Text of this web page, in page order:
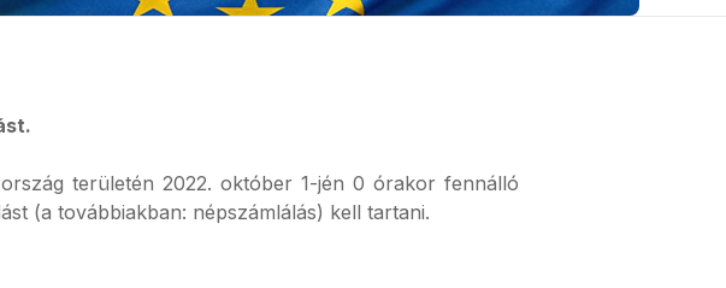
területén 2022. október 1-jén 0 órakor fennálló
(a továbbiakban: népszámlálás) kell tartani.